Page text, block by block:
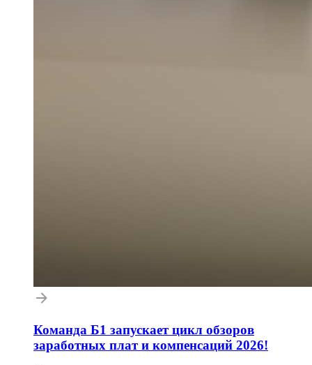
Команда Б1 запускает цикл обзоров
заработных плат и компенсаций 2026!